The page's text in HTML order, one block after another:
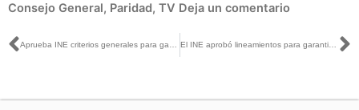
Consejo General, Paridad, TV Deja un comentario
Ant El INE aprobó lineamientos para garantizar la paridad en las gubernaturas